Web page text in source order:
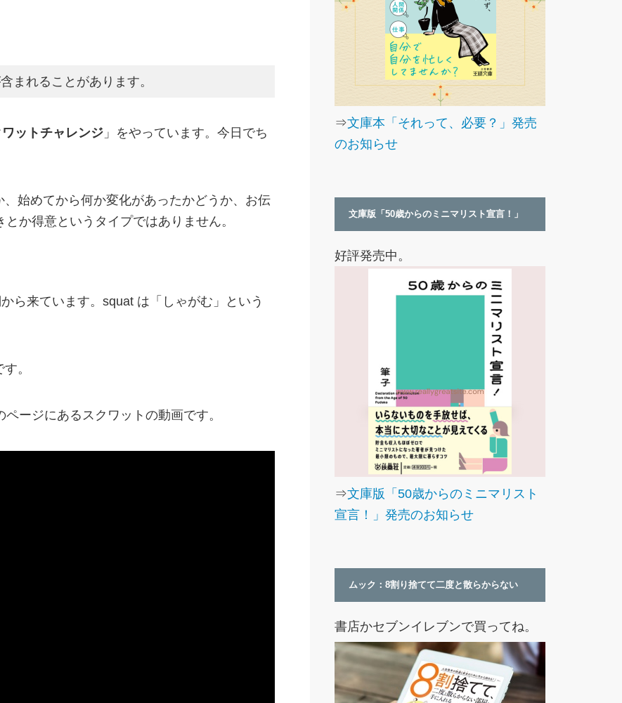
まれることがあります。
ットチャレンジ」をやっています。今日でち
始めてから何か変化があったかどうか、お伝
か得意というタイプではありません。
ら来ています。squat は「しゃがむ」という
。
ージにあるスクワットの動画です。
⇒文庫本「それって、必要？」発売
のお知らせ
文庫版「50歳からのミニマリスト宣言！」
好評発売中。
⇒文庫版「50歳からのミニマリスト
宣言！」発売のお知らせ
ムック：8割り捨てて二度と散らからない
書店かセブンイレブンで買ってね。